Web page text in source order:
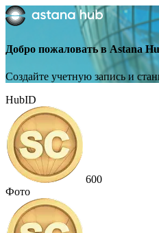
Добро пожаловать в Astana
Создайте учетную запись и
HubID
600
Фото